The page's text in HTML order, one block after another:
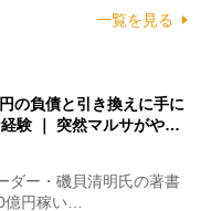
一覧を見る
の負債と引き換えに手に
験 ｜ 突然マルサがや…
ー・磯貝清明氏の著書
億円稼い…